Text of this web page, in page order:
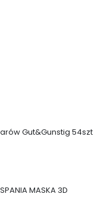
Gut&Gunstig 54szt
MASKA 3D